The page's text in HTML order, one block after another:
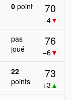
0 point 70
−4▼
pas
joué
76
−6▼
22
points
73
+3 ▲